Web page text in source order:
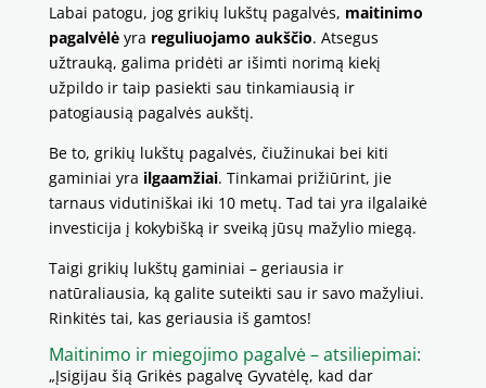
Labai patogu, jog grikių lukštų pagalvės, maitinimo
pagalvėlėyra reguliuojamo aukščio. Atsegus
užtrauką, galima pridėti ar išimti norimą kiekį
užpildo ir taip pasiekti sau tinkamiausią ir
patogiausią pagalvės aukštį.
Be to, grikių lukštų pagalvės, čiužinukai bei kiti
gaminiai yra ilgaamžiai. Tinkamai prižiūrint, jie
tarnaus vidutiniškai iki 10 metų. Tad tai yra ilgalaikė
investicija į kokybišką ir sveiką jūsų mažylio miegą.
Taigi grikių lukštų gaminiai – geriausia ir
natūraliausia, ką galite suteikti sau ir savo mažyliui.
Rinkitės tai, kas geriausia iš gamtos!
Maitinimo ir miegojimo pagalvė –atsiliepimai:
„Įsigijau šią Grikės pagalvę Gyvatėlę, kad dar